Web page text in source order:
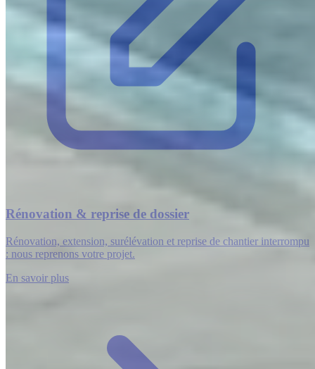
Rénovation & reprise de dossier
Rénovation, extension, surélévation et reprise de chantier interrompu
: nous reprenons votre projet.
En savoir plus